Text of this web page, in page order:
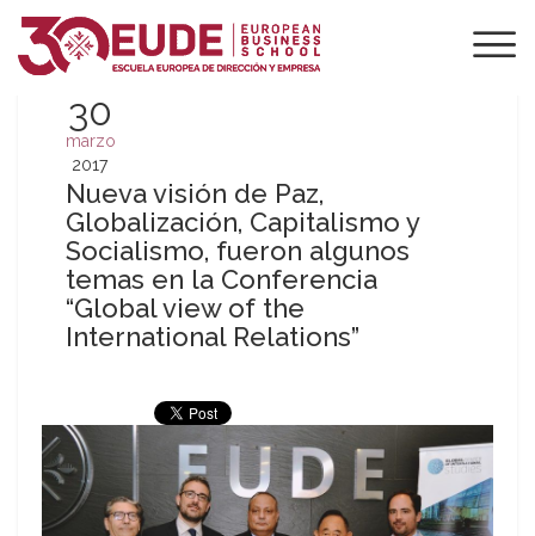
30
marzo
2017
Nueva visión de Paz,
Globalización, Capitalismo y
Socialismo, fueron algunos
temas en la Conferencia
“Global view of the
International Relations”